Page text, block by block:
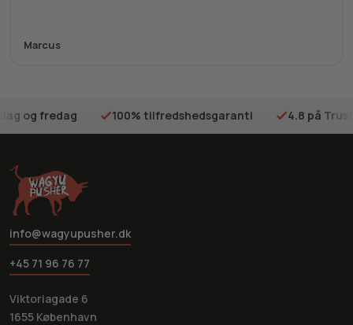
Marcus
og fredag 100% tilfredshedsgaranti 4.8 på
info@wagyupusher.dk
+45 71 96 76 77
Viktoriagade 6
1655 København